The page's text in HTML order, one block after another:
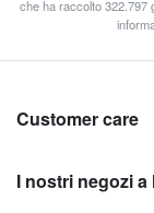
che ha raccolto 322.797
Customer care
I nostri negozi a